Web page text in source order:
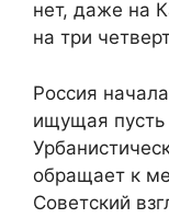
нет, даже на
на три
Россия
ищущая пусть
обращает к
Советский